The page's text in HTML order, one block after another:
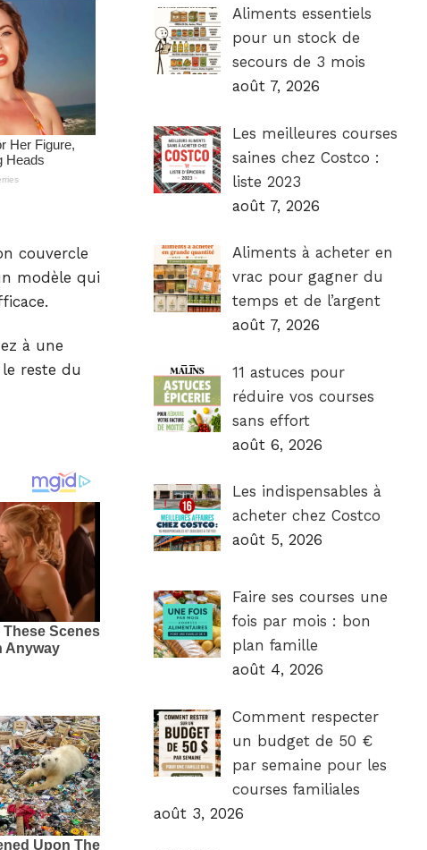
couvercle
modèle qui
à une
reste du
Aliments essentiels
pour un stock de
secours de 3 mois
août 7, 2026
Les meilleures courses
saines chez Costco :
liste 2023
août 7, 2026
Aliments à acheter en
vrac pour gagner du
temps et de l’argent
août 7, 2026
11 astuces pour
réduire vos courses
sans effort
août 6, 2026
Les indispensables à
acheter chez Costco
août 5, 2026
Faire ses courses une
fois par mois : bon
plan famille
août 4, 2026
Comment respecter
un budget de 50 €
par semaine pour les
courses familiales
août 3, 2026